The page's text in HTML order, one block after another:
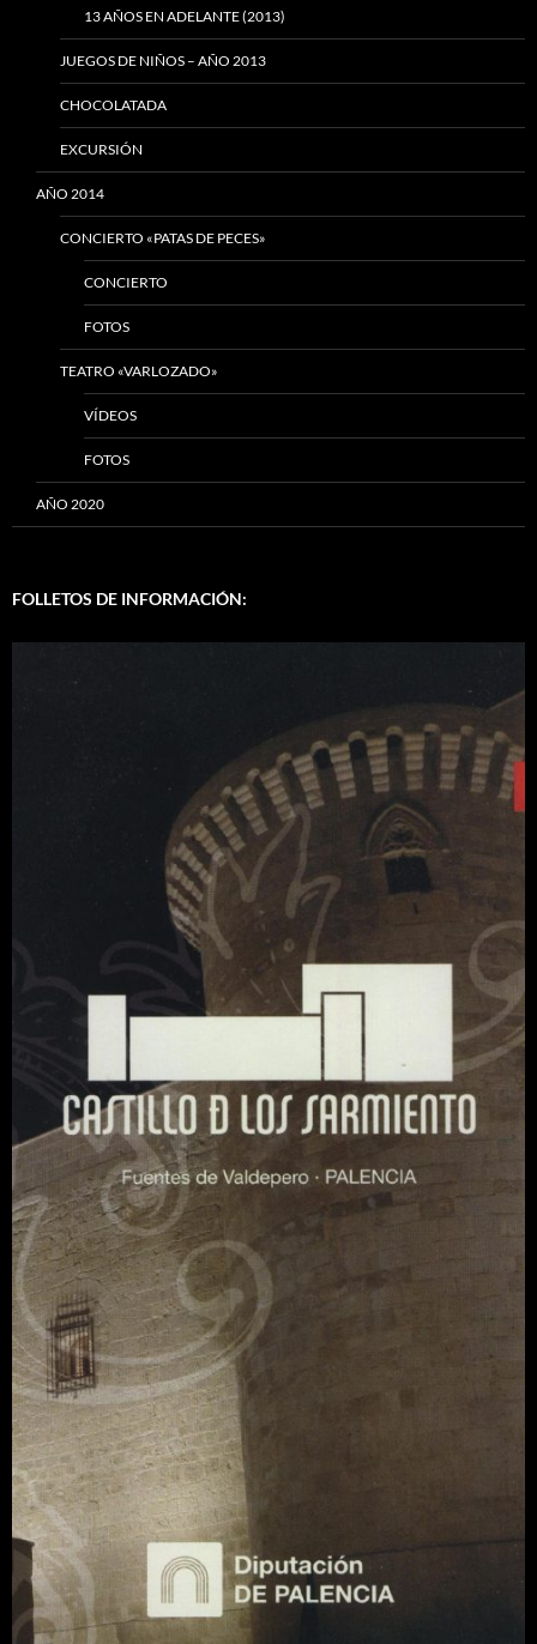
13 AÑOS EN ADELANTE (2013)
JUEGOS DE NIÑOS – AÑO 2013
CHOCOLATADA
EXCURSIÓN
AÑO 2014
CONCIERTO «PATAS DE PECES»
CONCIERTO
FOTOS
TEATRO «VARLOZADO»
VÍDEOS
FOTOS
AÑO 2020
FOLLETOS DE INFORMACIÓN: